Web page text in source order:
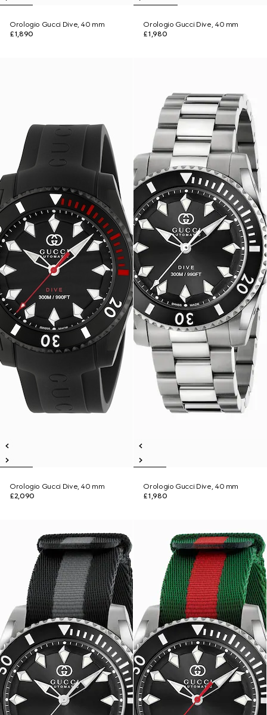
Orologio Gucci Dive, 40 mm
£1,890
Orologio Gucci Dive, 40 mm
£1,980
Orologio Gucci Dive, 40 mm
£2,090
Orologio Gucci Dive, 40 mm
£1,980